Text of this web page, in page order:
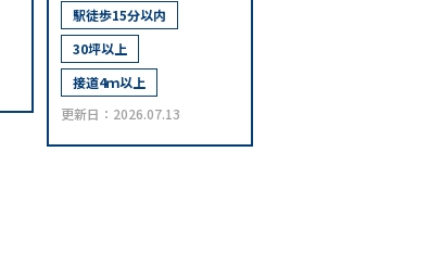
駅徒歩15分以内
30坪以上
接道4ｍ以上
更新日：2026.07.13